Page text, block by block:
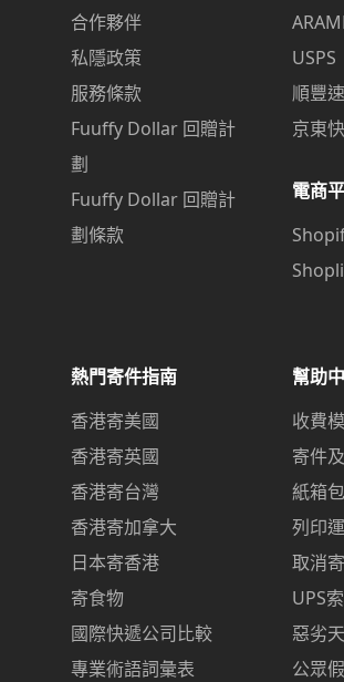
合作夥伴
私隱政策
服務條款
Fuuffy Dollar 回贈計
劃
Fuuffy Dollar 回贈計
劃條款
USPS
順豐
京東
電商
熱門寄件指南
香港寄美國
香港寄英國
香港寄台灣
香港寄加拿大
日本寄香港
寄食物
國際快遞公司比較
專業術語詞彙表
幫助
收費
寄件
紙箱
列印
取消
UPS
惡劣
公眾